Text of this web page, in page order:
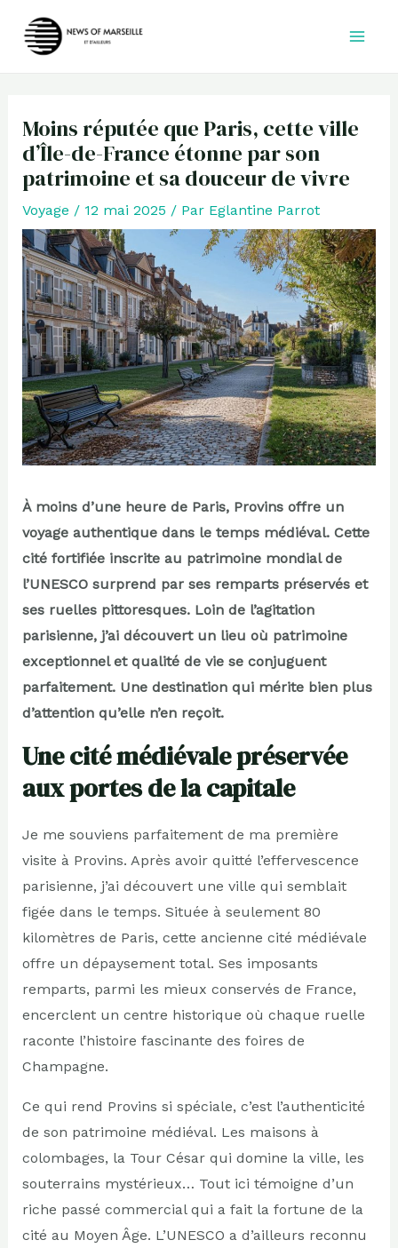
Moins réputée que Paris, cette ville
d’Île-de-France étonne par son
patrimoine et sa douceur de vivre
Voyage / 12 mai 2025 / Par Eglantine Parrot
À moins d’une heure de Paris, Provins offre un
voyage authentique dans le temps médiéval. Cette
cité fortifiée inscrite au patrimoine mondial de
l’UNESCO surprend par ses remparts préservés et
ses ruelles pittoresques. Loin de l’agitation
parisienne, j’ai découvert un lieu où patrimoine
exceptionnel et qualité de vie se conjuguent
parfaitement. Une destination qui mérite bien plus
d’attention qu’elle n’en reçoit.
Une cité médiévale préservée
aux portes de la capitale
Je me souviens parfaitement de ma première
visite à Provins. Après avoir quitté l’effervescence
parisienne, j’ai découvert une ville qui semblait
figée dans le temps. Située à seulement 80
kilomètres de Paris, cette ancienne cité médiévale
offre un dépaysement total. Ses imposants
remparts, parmi les mieux conservés de France,
encerclent un centre historique où chaque ruelle
raconte l’histoire fascinante des foires de
Champagne.
Ce qui rend Provins si spéciale, c’est l’authenticité
de son patrimoine médiéval. Les maisons à
colombages, la Tour César qui domine la ville, les
souterrains mystérieux… Tout ici témoigne d’un
riche passé commercial qui a fait la fortune de la
cité au Moyen Âge. L’UNESCO a d’ailleurs reconnu